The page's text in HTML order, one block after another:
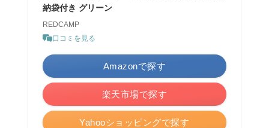
納袋付き グリーン
REDCAMP
口コミを見る
Amazonで探す
楽天市場で探す
Yahooショッピングで探す